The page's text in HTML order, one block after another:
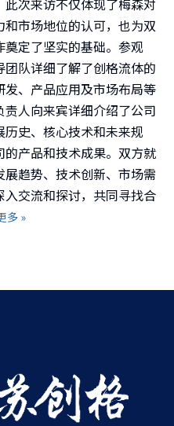
此次来访不仅体现了梅森对
和市场地位的认可，也为双
奠定了坚实的基础。参观
团队详细了解了创格流体的
发、产品应用及市场布局等
人向来宾详细介绍了公司
历史、核心技术和未来规
的产品和技术成果。双方就
趋势、技术创新、市场需
入交流和探讨，共同寻找合
多 »